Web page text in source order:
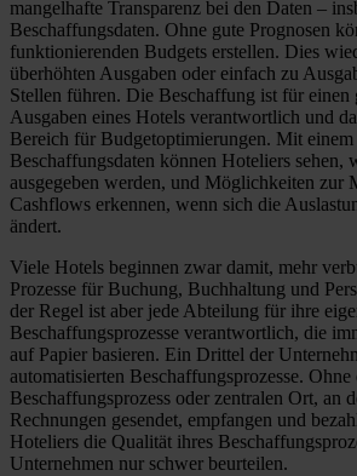
mangelhafte Transparenz bei den Daten –
Beschaffungsdaten. Ohne gute Prognosen
funktionierenden Budgets erstellen. Dies
überhöhten Ausgaben oder einfach zu
Stellen führen. Die Beschaffung ist für einen
Ausgaben eines Hotels verantwortlich und
Bereich für Budgetoptimierungen. Mit einem
Beschaffungsdaten können Hoteliers sehen,
ausgegeben werden, und Möglichkeiten zur
Cashflows erkennen, wenn sich die
ändert.
Viele Hotels beginnen zwar damit, mehr
Prozesse für Buchung, Buchhaltung und
der Regel ist aber jede Abteilung für ihre
Beschaffungsprozesse verantwortlich, die
auf Papier basieren. Ein Drittel der
automatisierten Beschaffungsprozesse.
Beschaffungsprozess oder zentralen Ort, an
Rechnungen gesendet, empfangen und
Hoteliers die Qualität ihres
Unternehmen nur schwer beurteilen.